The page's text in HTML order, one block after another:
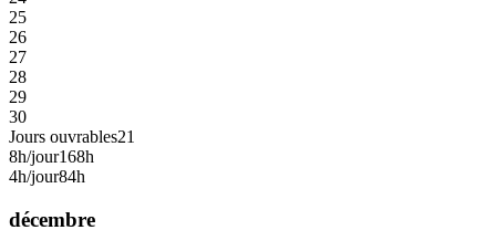
25
26
27
28
29
30
Jours ouvrables21
8h/jour168h
4h/jour84h
décembre